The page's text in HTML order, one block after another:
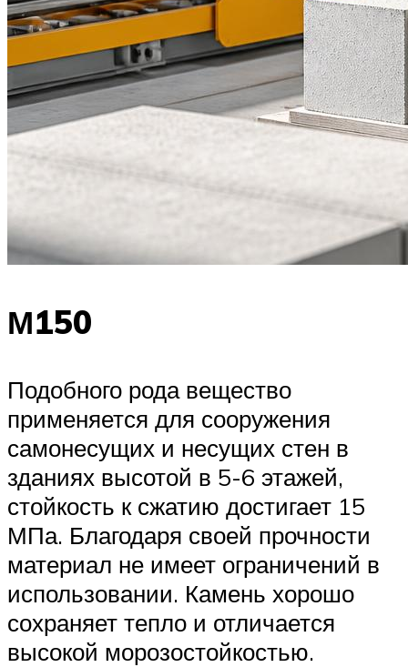
М150
Подобного рода вещество
применяется для сооружения
самонесущих и несущих стен в
зданиях высотой в 5-6 этажей,
стойкость к сжатию достигает 15
МПа. Благодаря своей прочности
материал не имеет ограничений в
использовании. Камень хорошо
сохраняет тепло и отличается
высокой морозостойкостью.